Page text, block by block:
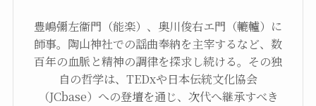
豊嶋彌左衞門（能楽）、奥川俊右エ門（轆轤）に
師事。陶山神社での謡曲奉納を主宰するなど、数
百年の血脈と精神の調律を探求し続ける。その独
自の哲学は、TEDxや日本伝統文化協会
（JCbase）への登壇を通じ、次代へ継承すべき